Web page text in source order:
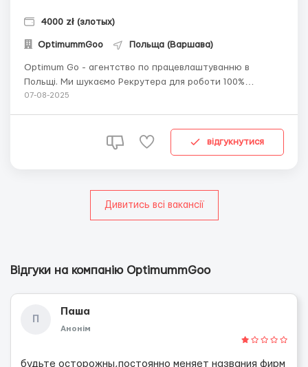
4000 zł (злотых)
OptimummGoo Польща (Варшава)
Optimum Go - агентство по працевлаштуванню в
Польщі. Ми шукаємо Рекрутера для роботи 100%
віддалено. Рекрутер - це людина, яка допомагає
кандидатів на вакансії в Польщі. УМОВИ РОБОТИ: Відд...
07-08-2025
відгукнутися
Дивитись всі вакансії
Відгуки на компанію OptimummGoo
П
Паша
Анонім
будьте осторожны,постоянно меняет названия фирм